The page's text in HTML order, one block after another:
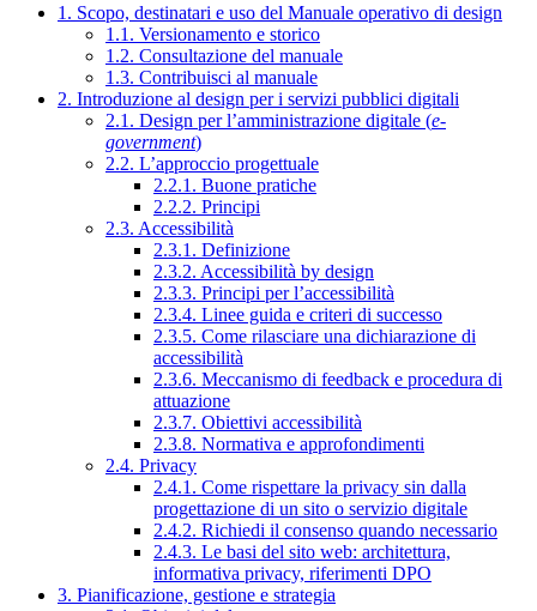
1. Scopo, destinatari e uso del Manuale operativo di design
1.1. Versionamento e storico
1.2. Consultazione del manuale
1.3. Contribuisci al manuale
2. Introduzione al design per i servizi pubblici digitali
2.1. Design per l’amministrazione digitale (e-
government)
2.2. L’approccio progettuale
2.2.1. Buone pratiche
2.2.2. Principi
2.3. Accessibilità
2.3.1. Definizione
2.3.2. Accessibilità by design
2.3.3. Principi per l’accessibilità
2.3.4. Linee guida e criteri di successo
2.3.5. Come rilasciare una dichiarazione di
accessibilità
2.3.6. Meccanismo di feedback e procedura di
attuazione
2.3.7. Obiettivi accessibilità
2.3.8. Normativa e approfondimenti
2.4. Privacy
2.4.1. Come rispettare la privacy sin dalla
progettazione di un sito o servizio digitale
2.4.2. Richiedi il consenso quando necessario
2.4.3. Le basi del sito web: architettura,
informativa privacy, riferimenti DPO
3. Pianificazione, gestione e strategia